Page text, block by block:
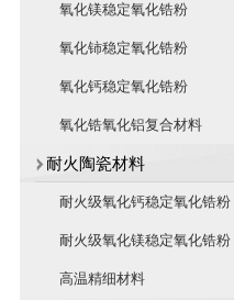
氧化镁稳定氧化锆粉
氧化铈稳定氧化锆粉
氧化钙稳定氧化锆粉
氧化锆氧化铝复合材料
耐火陶瓷材料
耐火级氧化钙稳定氧化锆粉
耐火级氧化镁稳定氧化锆粉
高温精细材料